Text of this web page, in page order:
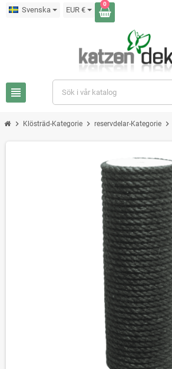
Svenska EUR €
0
view_headline
chevron_right Klösträd-Kategorie chevron_right reservdelar-Kategorie chevron_right